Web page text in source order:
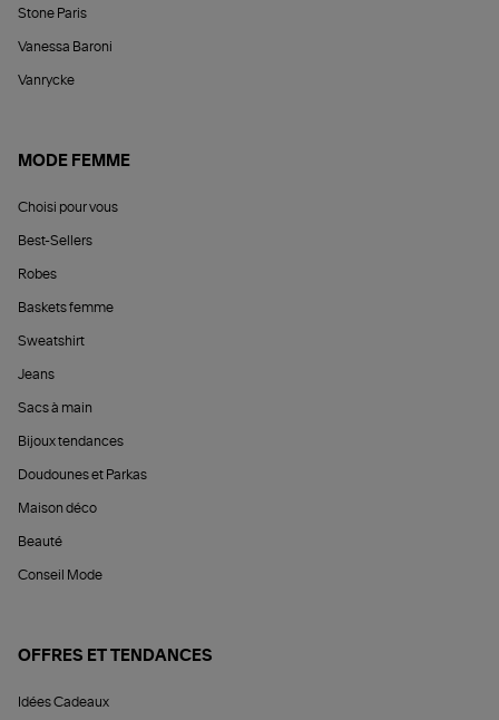
Stone Paris
Vanessa Baroni
Vanrycke
MODE FEMME
Choisi pour vous
Best-Sellers
Robes
Baskets femme
Sweatshirt
Jeans
Sacs à main
Bijoux tendances
Doudounes et Parkas
Maison déco
Beauté
Conseil Mode
OFFRES ET TENDANCES
Idées Cadeaux